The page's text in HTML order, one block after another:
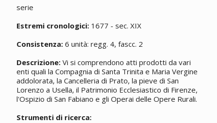
serie
Estremi cronologici:1677 - sec. XIX
Consistenza:6 unità: regg. 4, fascc. 2
Descrizione:Vi si comprendono atti prodotti da vari
enti quali la Compagnia di Santa Trinita e Maria Vergine
addolorata, la Cancelleria di Prato, la pieve di San
Lorenzo a Usella, il Patrimonio Ecclesiastico di Firenze,
l'Ospizio di San Fabiano e gli Operai delle Opere Rurali.
Strumenti di ricerca: